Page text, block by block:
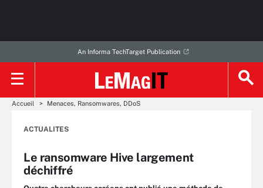
An Informa TechTarget Publication
Accueil Menaces, Ransomwares, DDoS
ACTUALITES
Le ransomware Hive largement
déchiffré